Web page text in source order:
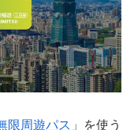
限周遊パス 」を使う